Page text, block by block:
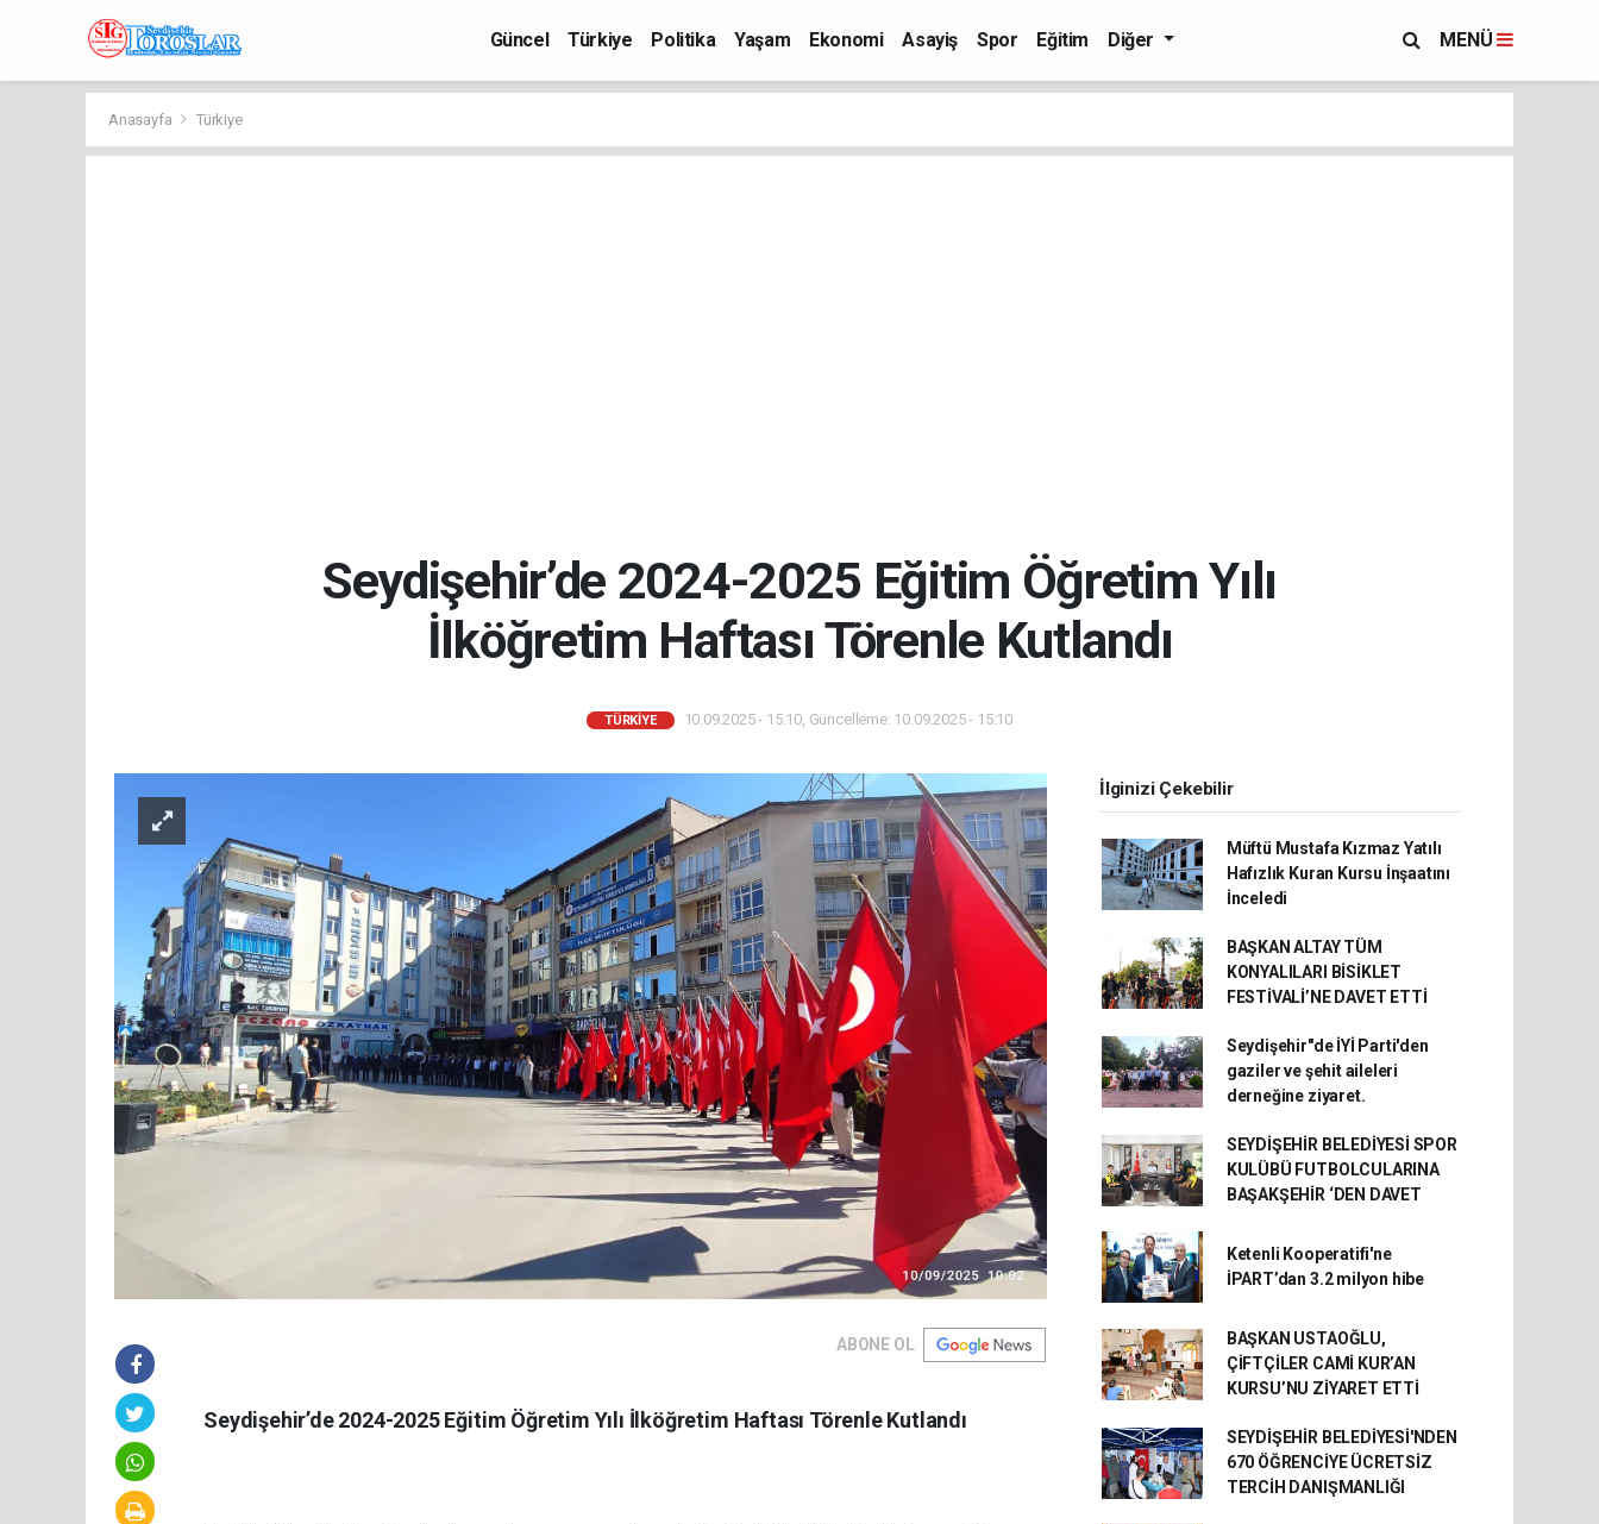
Güncel Türkiye Politika Yaşam Ekonomi Asayiş Spor Eğitim Diğer MENÜ
Anasayfa Türkiye
Seydişehir’de 2024-2025 Eğitim Öğretim Yılı
İlköğretim Haftası Törenle Kutlandı
TÜRKIYE 10.09.2025 - 15:10, Güncelleme: 10.09.2025 - 15:10
ABONE OL
Seydişehir’de 2024-2025 Eğitim Öğretim Yılı İlköğretim Haftası Törenle Kutlandı
İlginizi Çekebilir
Müftü Mustafa Kızmaz Yatılı
Hafızlık Kuran Kursu İnşaatını
İnceledi
BAŞKAN ALTAY TÜM
KONYALILARI BİSİKLET
FESTİVALİ’NE DAVET ETTİ
Seydişehir"de İYİ Parti'den
gaziler ve şehit aileleri
derneğine ziyaret.
SEYDİŞEHİR BELEDİYESİ SPOR
KULÜBÜ FUTBOLCULARINA
BAŞAKŞEHİR ‘DEN DAVET
Ketenli Kooperatifi'ne
İPART’dan 3.2 milyon hibe
BAŞKAN USTAOĞLU,
ÇİFTÇİLER CAMİ KUR’AN
KURSU’NU ZİYARET ETTİ
SEYDİŞEHİR BELEDİYESİ'NDEN
670 ÖĞRENCİYE ÜCRETSİZ
TERCİH DANIŞMANLIĞI